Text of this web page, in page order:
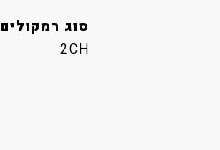
סוג רמקולים
2CH